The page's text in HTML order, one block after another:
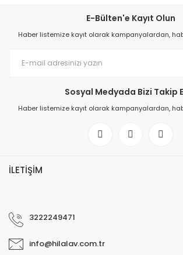
E-Bülten'e Kayıt Olun
Haber listemize kayıt olarak kampanyalardan,
Sosyal Medyada Bizi Takip
Haber listemize kayıt olarak kampanyalardan,
İLETİŞİM
3222249471
info@hilalav.com.tr